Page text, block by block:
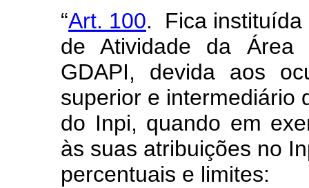
“Art. 100. Fica instituída
de Atividade da
GDAPI, devida aos
superior e intermediário
do Inpi, quando em
às suas atribuições no
percentuais e limites: